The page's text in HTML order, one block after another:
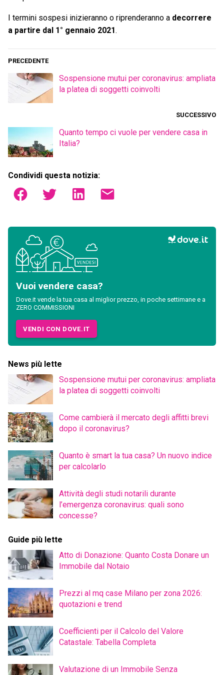
I termini sospesi inizieranno o riprenderanno a decorrere
a partire dal 1° gennaio 2021.
PRECEDENTE
Sospensione mutui per coronavirus: ampliata
la platea di soggetti coinvolti
SUCCESSIVO
Quanto tempo ci vuole per vendere casa in
Italia?
Condividi questa notizia:
Vuoi vendere casa?
Dove.it vende la tua casa al miglior prezzo, in poche settimane e a
ZERO COMMISSIONI
VENDI CON DOVE.IT
News più lette
Sospensione mutui per coronavirus: ampliata
la platea di soggetti coinvolti
Come cambierà il mercato degli affitti brevi
dopo il coronavirus?
Quanto è smart la tua casa? Un nuovo indice
per calcolarlo
Attività degli studi notarili durante
l’emergenza coronavirus: quali sono
concesse?
Guide più lette
Atto di Donazione: Quanto Costa Donare un
Immobile dal Notaio
Prezzi al mq case Milano per zona 2026:
quotazioni e trend
Coefficienti per il Calcolo del Valore
Catastale: Tabella Completa
Valutazione di un Immobile Senza